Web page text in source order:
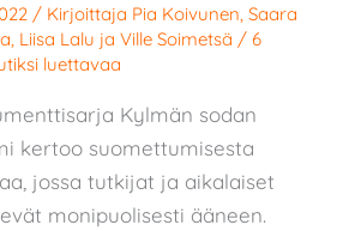
/ Kirjoittaja Pia Koivunen Saara
Liisa Lalu ja Ville Soimetsä / 6
luettavaa
Kylmän sodan
kertoo suomettumisesta
jossa tutkijat ja aikalaiset
monipuolisesti ääneen.